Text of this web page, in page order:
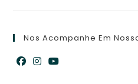
Nos Acompanhe Em